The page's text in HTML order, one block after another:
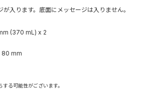
入ります。底面にメッセージは入りません。
(370 mL) x 2
80 mm
る可能性がございます。